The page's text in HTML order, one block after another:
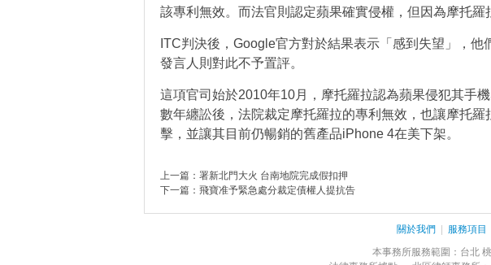
該專利無效。而法官則認定蘋果確實侵權，但因為摩托羅
ITC判決後，Google官方對於結果表示「感到失望」，
發言人則對此不予置評。
這項官司始於2010年10月，摩托羅拉認為蘋果侵犯其手
數年纏訟後，法院裁定摩托羅拉的專利無效，也讓摩托
擊，並讓其目前仍暢銷的舊產品iPhone 4在美下架。
上一篇： 署新北門大火 台南地院完成假扣押
下一篇： 飛寶准予緊急處分裁定債權人提抗告
關於我們 服務項目
本事務所服務範圍：台北